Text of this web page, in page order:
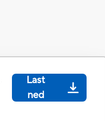
Last
ned